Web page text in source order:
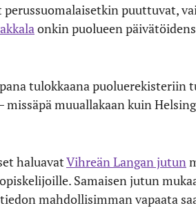
puuttuvat,
onkin puolueen
tulokkaana
muuallakaan kuin
haluavatVihreän Langan jutun
Samaisen jutun
mahdollisimman vapaata